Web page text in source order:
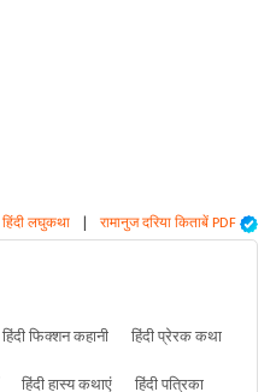
हिंदी लघुकथा | रामानुज दरिया किताबें PDF
हिंदी फिक्शन कहानी
हिंदी प्रेरक कथा
हिंदी हास्य कथाएं
हिंदी पत्रिका